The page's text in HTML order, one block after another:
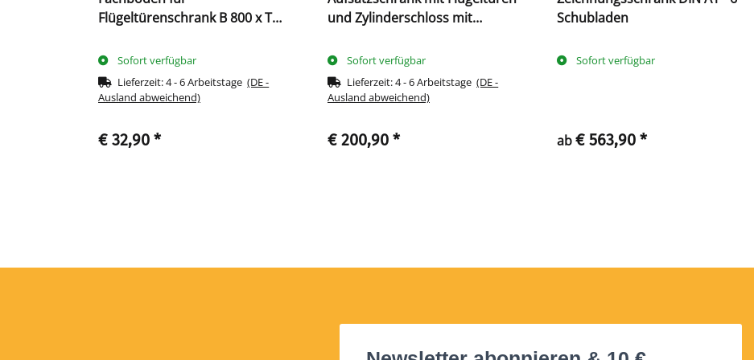
Flügeltürenschrank B 800 x T
Sofort verfügbar
Lieferzeit:4 - 6 Arbeitstage(DE -
Ausland abweichend)
€ 32,90 *
und Zylinderschloss mit
lichtgrau/enzianblau
Sofort verfügbar
Lieferzeit:4 - 6 Arbeitstage(DE -
Ausland abweichend)
€ 200,90 *
Schubladen
Sofort verfügbar
ab€ 563,90 *